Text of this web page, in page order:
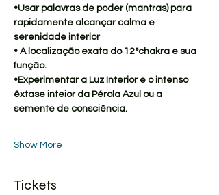
•Usar palavras de poder (mantras) para
rapidamente alcançar calma e
serenidade interior
• A localização exata do 12°chakra e sua
função.
•Experimentar a Luz Interior e o intenso
êxtase inteior da Pérola Azul ou a
semente de consciência.
Show More
Tickets